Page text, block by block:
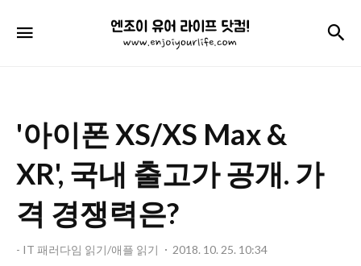
엔
조
어
라
이
닷
'아이폰 XS/XS Max &
XR', 국내 출고가 공개. 가
격 경쟁력은?
- IT 패러다임 읽기/애플 읽기 2018. 10. 25. 10:34